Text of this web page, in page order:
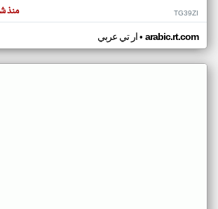
منذ TG39ZI
ار تي عربي• arabic.rt.com